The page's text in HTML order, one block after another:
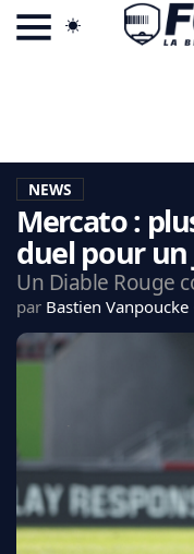
LA CHARTE
VIE PRIVÉE
CGU
CONTACTEZ-NOUS
MERCATO
LIGUE 1
REAL MADRID
FC BARCELONE
MANCHESTER UNITED
NEWS
Mercato :
duel pour
Un Diable Rouge
par Bastien Vanpoucke